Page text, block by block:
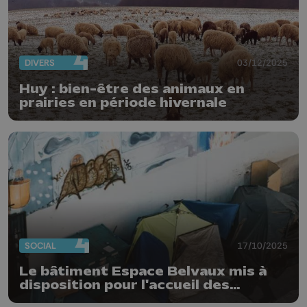
DIVERS 03/12/2025
Huy : bien-être des animaux en
prairies en période hivernale
SOCIAL 17/10/2025
Le bâtiment Espace Belvaux mis à
disposition pour l'accueil des